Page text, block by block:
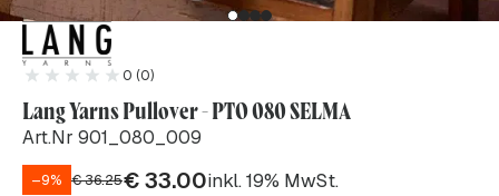
0 (0)
Lang Yarns Pullover - PTO 080 SELMA
Art.Nr 901_080_009
–9% €36.25€33.00inkl. 19% MwSt.